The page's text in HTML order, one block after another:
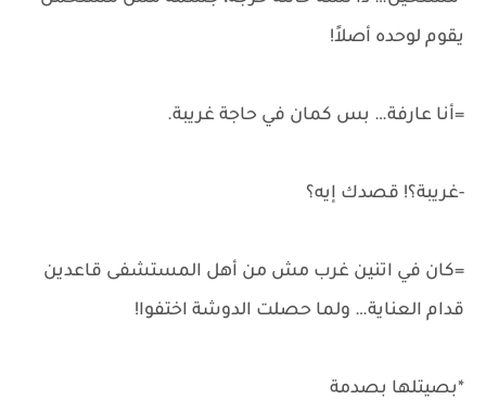
يقوم لوحده أصلاً!
=أنا عارفة… بس كمان في حاجة غريبة.
-غريبة؟! قصدك إيه؟
=كان في اتنين غرب مش من أهل المستشفى قاعدين
قدام العناية… ولما حصلت الدوشة اختفوا!
*بصيتلها بصدمة